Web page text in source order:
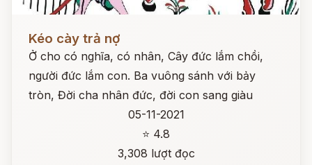
Kéo cày trả nợ
Ở cho có nghĩa, có nhân, Cây đức lắm chồi,
người đức lắm con. Ba vuông sánh với bảy
tròn, Đời cha nhân đức, đời con sang giàu
05-11-2021
⭐ 4.8
3,308 lượt đọc